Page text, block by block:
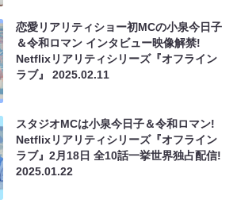
恋愛リアリティショー初MCの小泉今日子
＆令和ロマン インタビュー映像解禁!
Netflixリアリティシリーズ『オフライン
ラブ』2025.02.11
スタジオMCは小泉今日子＆令和ロマン!
Netflixリアリティシリーズ『オフライン
ラブ』2月18日 全10話一挙世界独占配信!
2025.01.22